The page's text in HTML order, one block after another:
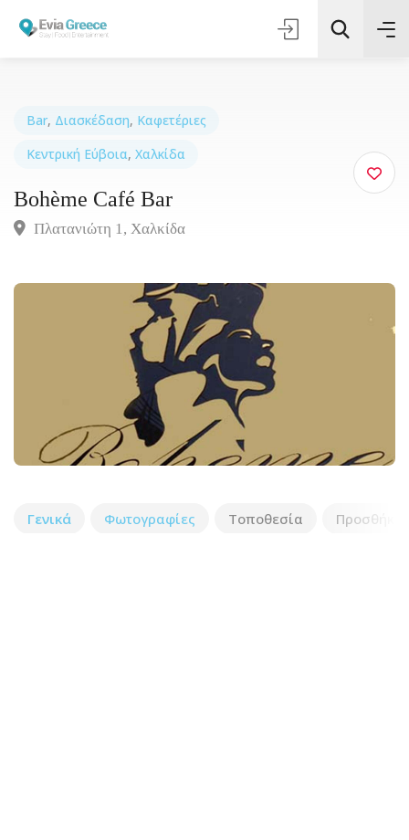
Τοποθεσία
Bar, Διασκέδαση, Καφετέριες
Κεντρική Εύβοια, Χαλκίδα
Bohème Café Bar
Πλατανιώτη 1, Xαλκίδα
Γενικά Φωτογραφίες Τοποθεσία Προσθήκη